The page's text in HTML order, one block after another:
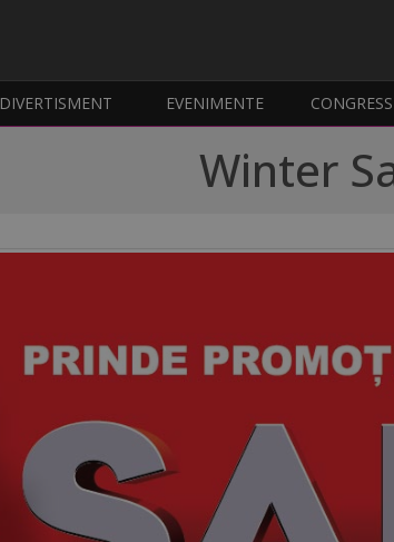
DIVERTISMENT EVENIMENTE
Winter